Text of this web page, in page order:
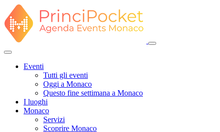
Eventi
Tutti gli eventi
Oggi a Monaco
Questo fine settimana a Monaco
I luoghi
Monaco
Servizi
Scoprire Monaco